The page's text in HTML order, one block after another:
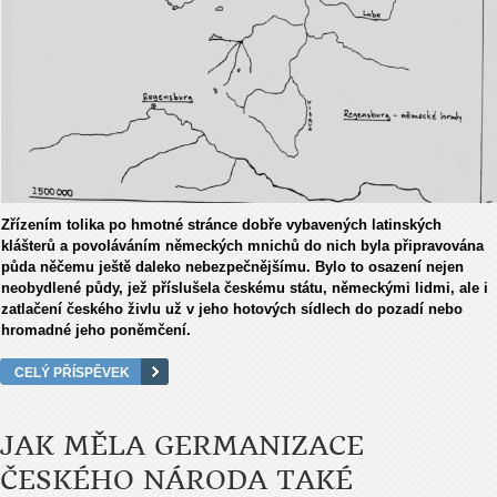
Zřízením tolika po hmotné stránce dobře vybavených latinských
klášterů a povoláváním německých mnichů do nich byla připravována
půda něčemu ještě daleko nebezpečnějšímu. Bylo to osazení nejen
neobydlené půdy, jež příslušela českému státu, německými lidmi, ale i
zatlačení českého živlu už v jeho hotových sídlech do pozadí nebo
hromadné jeho poněmčení.
CELÝ PŘÍSPĚVEK
JAK MĚLA GERMANIZACE
ČESKÉHO NÁRODA TAKÉ